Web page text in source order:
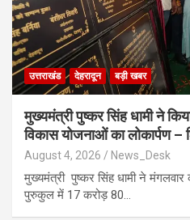
उत्तराखंड देहरादून बड़ी खबर
मुख्यमंत्री पुष्कर सिंह धामी ने
विकास योजनाओं का लोकार्पण –
August 4, 2026 News_Desk
मुख्यमंत्री पुष्कर सिंह धामी ने मंगलवार
पुरुकुल में 17 करोड़ 80…